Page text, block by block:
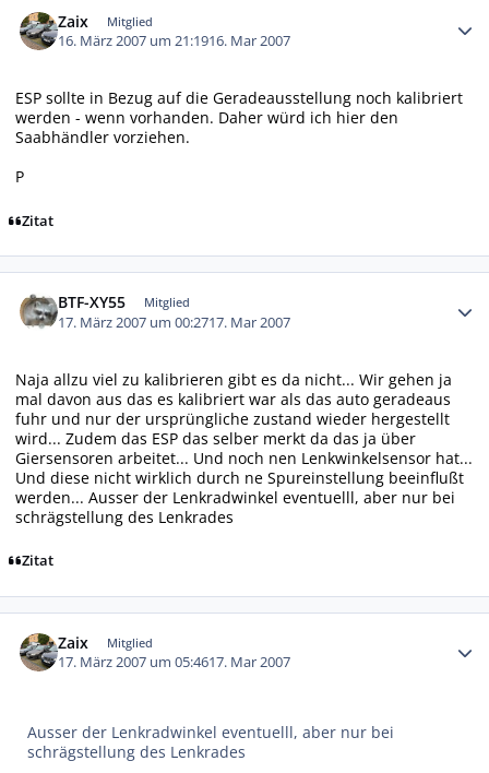
Zaix Mitglied
16. März 2007 um 21:1916. Mar 2007
ESP sollte in Bezug auf die Geradeausstellung noch kalibriert
werden - wenn vorhanden. Daher würd ich hier den
Saabhändler vorziehen.
P
Zitat
BTF-XY55 Mitglied
17. März 2007 um 00:2717. Mar 2007
Naja allzu viel zu kalibrieren gibt es da nicht... Wir gehen ja
mal davon aus das es kalibriert war als das auto geradeaus
fuhr und nur der ursprüngliche zustand wieder hergestellt
wird... Zudem das ESP das selber merkt da das ja über
Giersensoren arbeitet... Und noch nen Lenkwinkelsensor hat...
Und diese nicht wirklich durch ne Spureinstellung beeinflußt
werden... Ausser der Lenkradwinkel eventuelll, aber nur bei
schrägstellung des Lenkrades
Zitat
Zaix Mitglied
17. März 2007 um 05:4617. Mar 2007
Ausser der Lenkradwinkel eventuelll, aber nur bei
schrägstellung des Lenkrades